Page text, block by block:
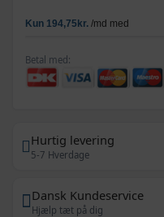
Betal med:
Hurtig levering
5-7 Hverdage
Dansk Kundeservice
Hjælp tæt på dig